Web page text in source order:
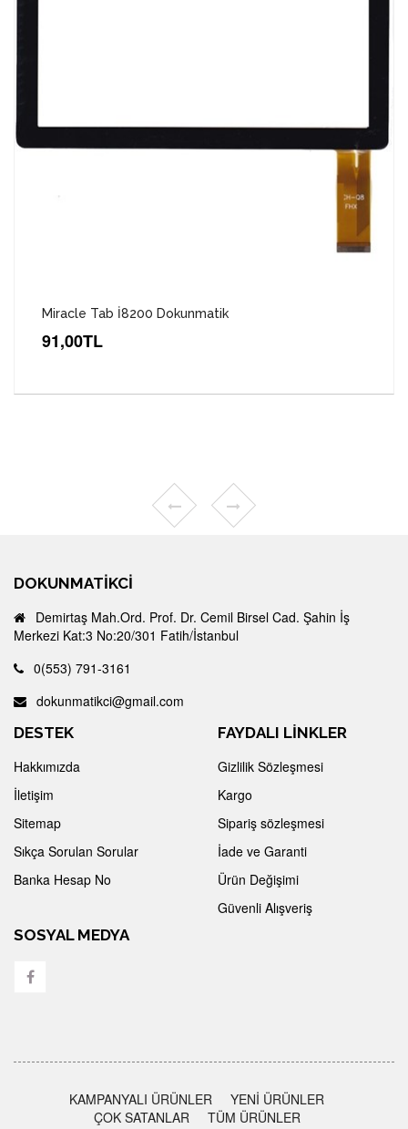
Miracle Tab İ8200 Dokunmatik
91,00TL
DOKUNMATIKCI
Demirtaş Mah.Ord. Prof. Dr. Cemil Birsel Cad. Şahin İş
Merkezi Kat:3 No:20/301 Fatih/İstanbul
0(553) 791-3161
dokunmatikci@gmail.com
DESTEK
Hakkımızda
İletişim
Sitemap
Sıkça Sorulan Sorular
Banka Hesap No
FAYDALI LİNKLER
Gizlilik Sözleşmesi
Kargo
Sipariş sözleşmesi
İade ve Garanti
Ürün Değişimi
Güvenli Alışveriş
SOSYAL MEDYA
KAMPANYALI ÜRÜNLER
YENİ ÜRÜNLER
ÇOK SATANLAR
TÜM ÜRÜNLER